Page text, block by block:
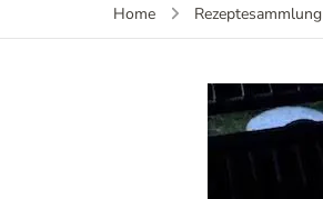
Home Rezeptesammlung